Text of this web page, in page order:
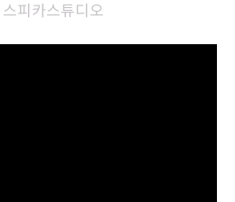
피카스튜디오